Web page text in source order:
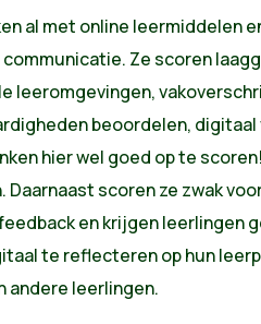
al met online leermiddelen
Ze scoren
leeromgevingen,
beoordelen,
hier wel goed op te
Daarnaast scoren ze zwak
en krijgen leerlingen
te reflecteren op hun
andere leerlingen.